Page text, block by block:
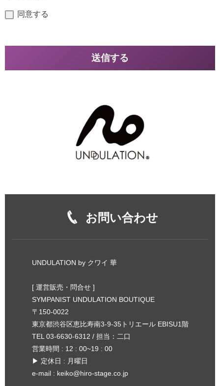
同意する
お問い合わせ
UNDULATION by クワイ 華
[ 運営販売・問合せ ]
SYMPANIST UNDULATION BOUTIQUE
〒150-0022
東京都渋谷区恵比寿南3-9-35トリエール EBISU1階
TEL 03-6630-6312 / 担当：二口
営業時間 : 12 : 00~19 : 00
▶︎ 定休日 : 月曜日
e-mail : keiko@hiro-stage.co.jp